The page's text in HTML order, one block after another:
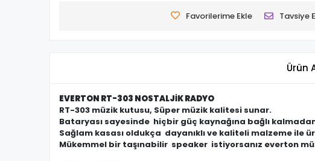
Favorilerime Ekle Tavsiye
Ürün
EVERTON RT-303 NOSTALJİK RADYO
RT-303 müzik kutusu, Süper müzik kalitesi sunar.
Bataryası sayesinde hiçbir güç kaynağına bağlı
Sağlam kasası oldukça dayanıklı ve kaliteli malzeme ile
Mükemmel bir taşınabilir speaker istiyorsanız everton